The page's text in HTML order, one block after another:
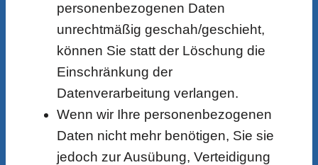
personenbezogenen Daten
unrechtmäßig geschah/geschieht,
können Sie statt der Löschung die
Einschränkung der
Datenverarbeitung verlangen.
Wenn wir Ihre personenbezogenen
Daten nicht mehr benötigen, Sie sie
jedoch zur Ausübung, Verteidigung